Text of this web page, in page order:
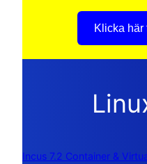
Klicka här
Incus 7.2 Container &